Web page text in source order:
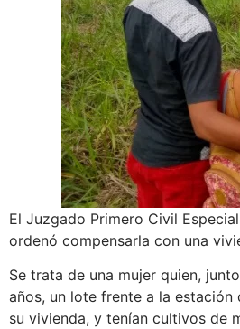
El Juzgado Primero Civil
ordenó compensarla con una
Se trata de una mujer quien,
años, un lote frente a la
su vivienda, y tenían cultivos de